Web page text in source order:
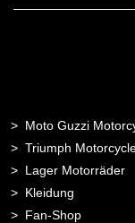
Moto Guzzi
Triumph
Lager Motorräder
Kleidung
Fan-Shop